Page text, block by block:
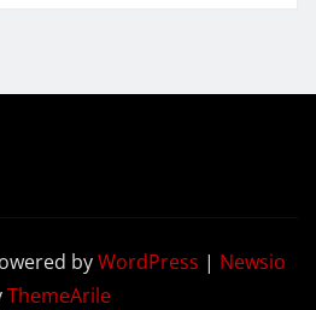
byWordPress | Newsio
ThemeArile